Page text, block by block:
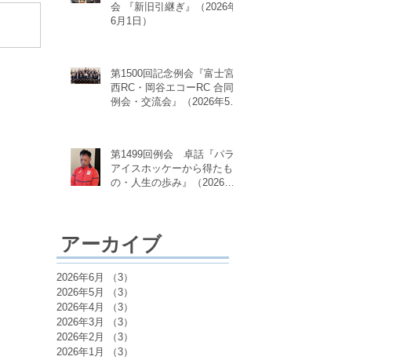
会 『新旧引継ぎ』（2026年
6月1日）
第1500回記念例会『富士宮
西RC・岡谷エコーRC 合同
例会・交流会』（2026年5月
第1499回例会 卓話『パラ
アイスホッケーから得たも
の・人生の歩み』（2026年5
アーカイブ
2026年6月 （3）
2026年5月
（3）
2026年4月
（3）
2026年3月
（3）
2026年2月
（3）
2026年1月
（3）